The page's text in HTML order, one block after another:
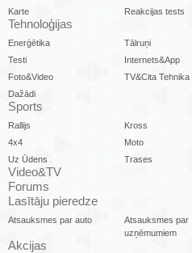
Karte
Reakcijas tests
Tehnoloģijas
Enerģētika Tālruņi
Testi
Internets&App
Foto&Video
TV&Cita Tehnika
Dažādi
Sports
Rallijs Kross
4x4
Moto
Uz Ūdens
Trases
Video&TV
Forums
Lasītāju pieredze
Atsauksmes par auto
Atsauksmes par
uzņēmumiem
Akcijas